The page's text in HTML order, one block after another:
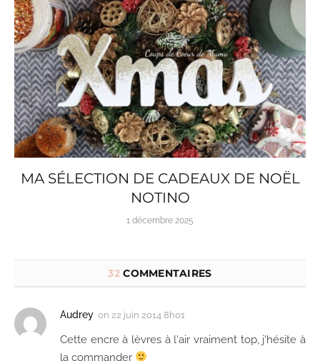
MA SÉLECTION DE CADEAUX DE NOËL
NOTINO
1 décembre 2025
32COMMENTAIRES
Audrey on 22 juin 2014 8h01
Cette encre à lèvres à l'air vraiment top, j'hésite à
la commander